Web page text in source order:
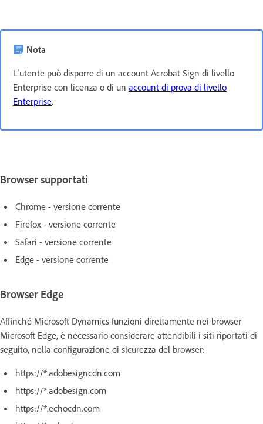
Nota
L’utente può disporre di un account Acrobat Sign di livello
Enterprise con licenza o di un account di prova di livello
Enterprise.
Browser supportati
Chrome - versione corrente
Firefox - versione corrente
Safari - versione corrente
Edge - versione corrente
Browser Edge
Affinché Microsoft Dynamics funzioni direttamente nei browser
Microsoft Edge, è necessario considerare attendibili i siti riportati di
seguito, nella configurazione di sicurezza del browser:
https://*.adobesigncdn.com
https://*.adobesign.com
https://*.echocdn.com